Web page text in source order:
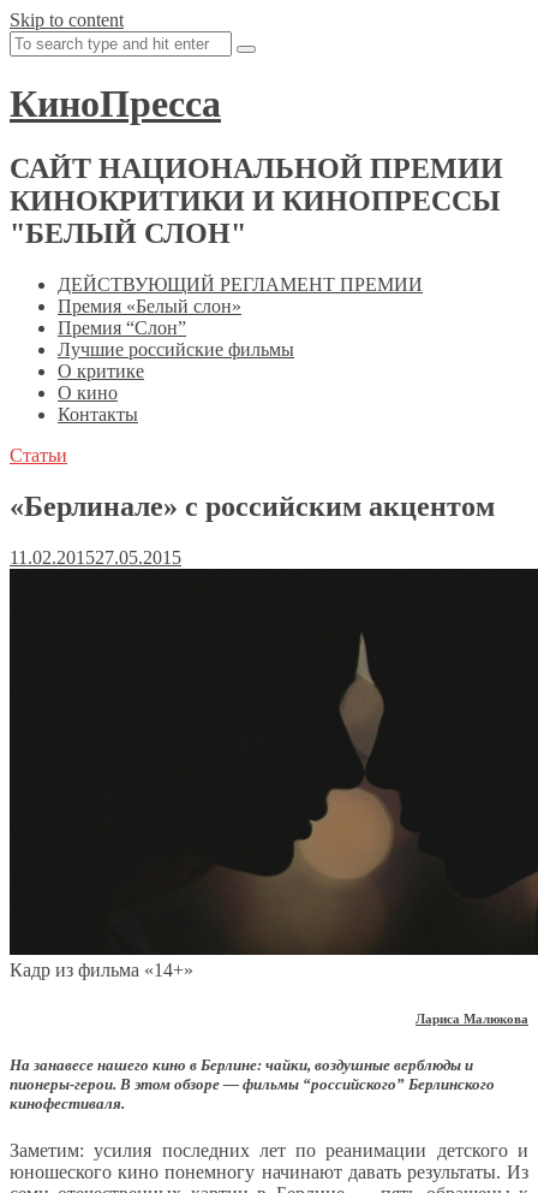
Skip to content
КиноПресса
САЙТ НАЦИОНАЛЬНОЙ ПРЕМИИ
КИНОКРИТИКИ И КИНОПРЕССЫ
"БЕЛЫЙ СЛОН"
ДЕЙСТВУЮЩИЙ РЕГЛАМЕНТ ПРЕМИИ
Премия «Белый слон»
Премия “Слон”
Лучшие российские фильмы
О критике
О кино
Контакты
Статьи
«Берлинале» с российским акцентом
11.02.201527.05.2015
Кадр из фильма «14+»
Лариса Малюкова
На занавесе нашего кино в Берлине: чайки, воздушные верблюды и
пионеры-герои. В этом обзоре — фильмы “российского” Берлинского
кинофестиваля.
Заметим: усилия последних лет по реанимации детского и
юношеского кино понемногу начинают давать результаты. Из